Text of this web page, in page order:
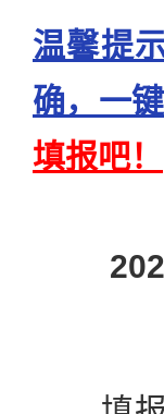
温馨提
确，一
填报吧！